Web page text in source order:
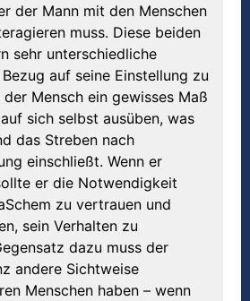
der Mann mit den Menschen
muss. Diese beiden
sehr unterschiedliche
auf seine Einstellung zu
Mensch ein gewisses Maß
sich selbst ausüben, was
das Streben nach
einschließt. Wenn er
er die Notwendigkeit
zu vertrauen und
sein Verhalten zu
dazu muss der
andere Sichtweise
Menschen haben – wenn